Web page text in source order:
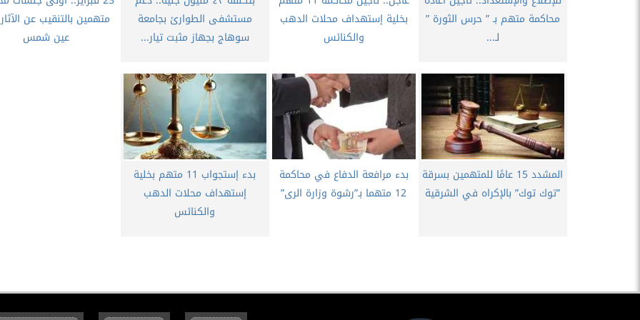
محاكمة متهم بـ ” حرس الثورة ”
لـ...
بخلية إستهداف محلات الدهب
والكنائس
مستشفى الطوارئ بجامعة
سوهاج بجهاز مثبت تيار...
متهمين بالتنقيب عن
عين شمس
المشدد 15 عامًا للمتهمين بسرقة
”توك توك” بالإكراه في الشرقية
بدء مرافعة الدفاع في محاكمة
12 متهما بـ”رشوة وزارة الرى”
بدء إستجواب 11 متهم بخلية
إستهداف محلات الدهب
والكنائس